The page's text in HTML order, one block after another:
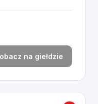
na giełdzie